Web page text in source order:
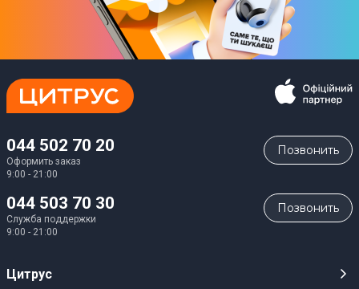
044 502 70 20
Оформить заказ
9:00 - 21:00
Позвонить
044 503 70 30
Служба поддержки
9:00 - 21:00
Позвонить
Цитрус